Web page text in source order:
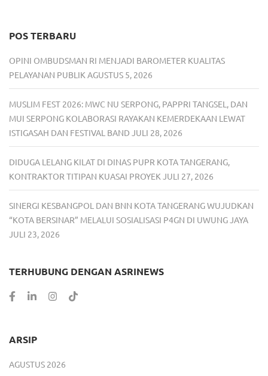
POS TERBARU
OPINI OMBUDSMAN RI MENJADI BAROMETER KUALITAS
PELAYANAN PUBLIK AGUSTUS 5, 2026
MUSLIM FEST 2026: MWC NU SERPONG, PAPPRI TANGSEL, DAN
MUI SERPONG KOLABORASI RAYAKAN KEMERDEKAAN LEWAT
ISTIGASAH DAN FESTIVAL BAND JULI 28, 2026
DIDUGA LELANG KILAT DI DINAS PUPR KOTA TANGERANG,
KONTRAKTOR TITIPAN KUASAI PROYEK JULI 27, 2026
SINERGI KESBANGPOL DAN BNN KOTA TANGERANG WUJUDKAN
“KOTA BERSINAR” MELALUI SOSIALISASI P4GN DI UWUNG JAYA
JULI 23, 2026
TERHUBUNG DENGAN ASRINEWS
ARSIP
AGUSTUS 2026